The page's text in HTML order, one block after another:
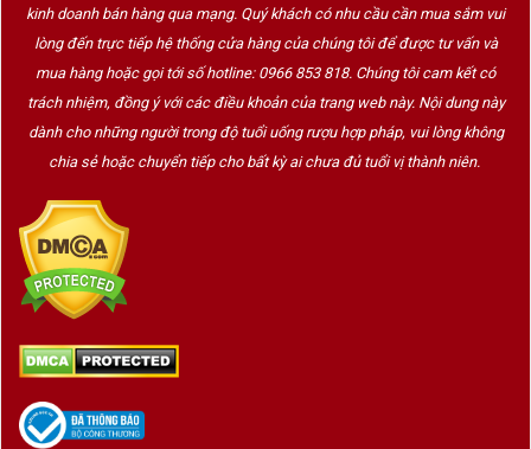
kinh doanh bán hàng qua mạng. Quý khách có nhu cầu cần mua sắm vui
lòng đến trực tiếp hệ thống cửa hàng của chúng tôi để được tư vấn và
mua hàng hoặc gọi tới số hotline: 0966 853 818. Chúng tôi cam kết có
trách nhiệm, đồng ý với các điều khoản của trang web này. Nội dung này
dành cho những người trong độ tuổi uống rượu hợp pháp, vui lòng không
chia sẻ hoặc chuyển tiếp cho bất kỳ ai chưa đủ tuổi vị thành niên.